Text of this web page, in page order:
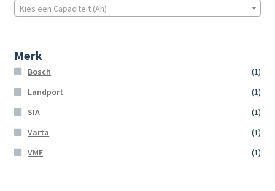
Kies een Capaciteit (Ah)
Merk
Bosch
(1)
Landport
(1)
SIA
(1)
Varta
(1)
VMF
(1)